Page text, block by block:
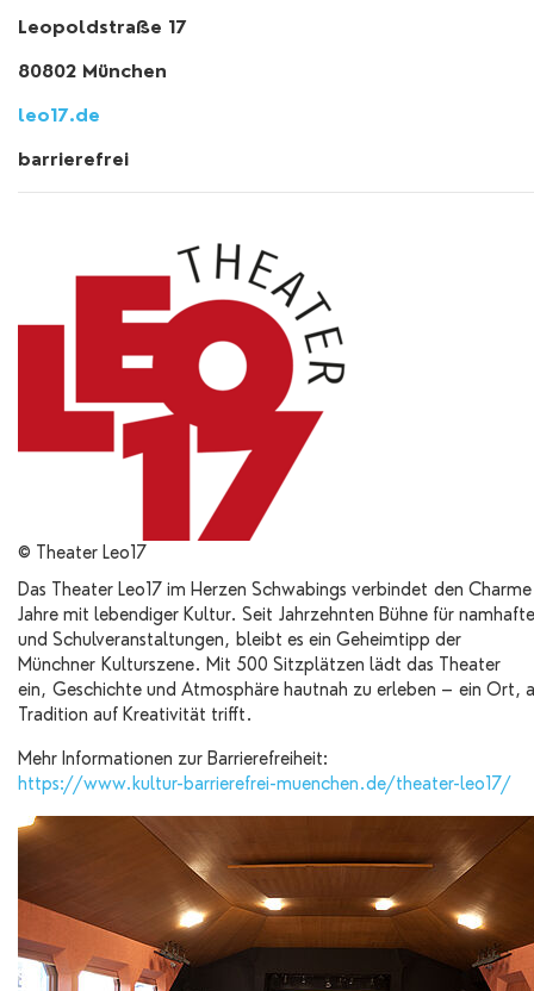
Leopoldstraße 17
80802 München
leo17.de
barrierefrei
© Theater Leo17
Das Theater Leo17 im Herzen Schwabings verbindet den
Jahre mit lebendiger Kultur. Seit Jahrzehnten Bühne für
und Schulveranstaltungen, bleibt es ein Geheimtipp der
Münchner Kulturszene. Mit 500 Sitzplätzen lädt das Theater
ein, Geschichte und Atmosphäre hautnah zu erleben – ein Ort,
Tradition auf Kreativität trifft.
Mehr Informationen zur Barrierefreiheit:
https://www.kultur-barrierefrei-muenchen.de/theater-leo17/